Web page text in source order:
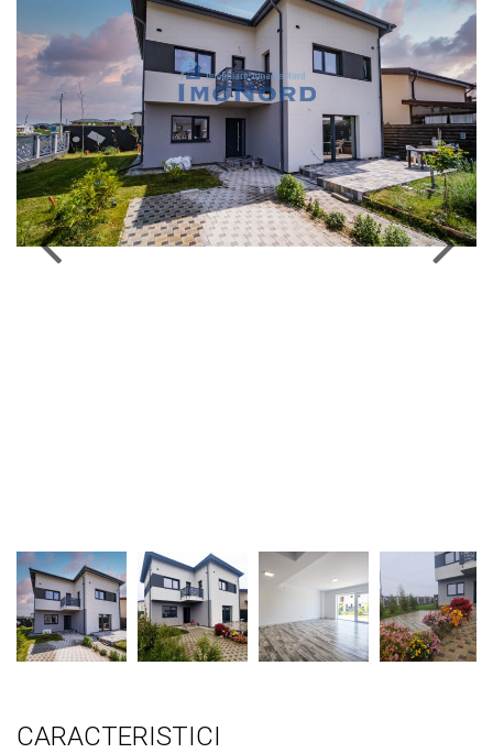
CARACTERISTICI